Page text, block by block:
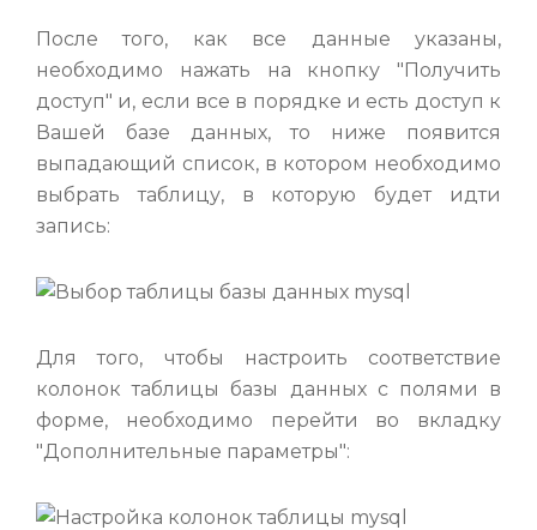
После того, как все данные указаны,
необходимо нажать на кнопку "Получить
доступ" и, если все в порядке и есть доступ к
Вашей базе данных, то ниже появится
выпадающий список, в котором необходимо
выбрать таблицу, в которую будет идти
запись:
Для того, чтобы настроить соответствие
колонок таблицы базы данных с полями в
форме, необходимо перейти во вкладку
"Дополнительные параметры":